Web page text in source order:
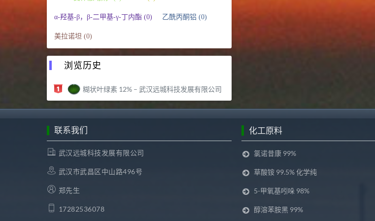
α-羟基-β，β-二甲基-γ-丁内酯 (0) 乙酰丙酮铝 (0)
美拉诺坦 (0)
浏览历史
糊状叶绿素 12% – 武汉远城科技发展有限公司
联系我们
武汉远城科技发展有限公司
武汉市武昌区中山路496号
郑先生
17282536078
化工原料
氯诺昔康 99%
草酸铵 99.5% 化学纯
5-甲氧基吲哚 98%
醇溶苯胺黑 99%